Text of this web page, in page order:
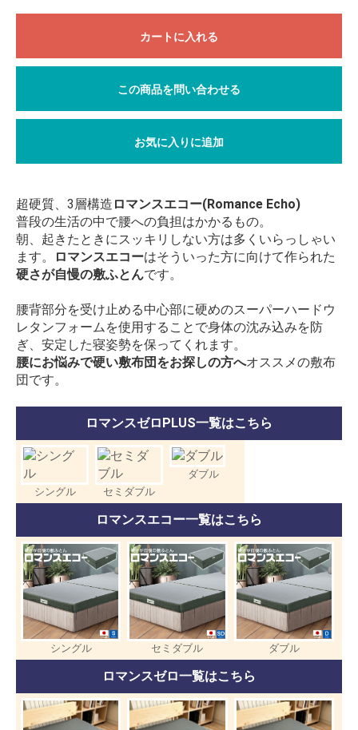
カートに入れる
この商品を問い合わせる
お気に入りに追加
超硬質、3層構造 ロマンスエコー(Romance Echo)
普段の生活の中で腰への負担はかかるもの。
朝、起きたときにスッキリしない方は多くいらっしゃい
ます。
ロマンスエコーはそういった方に向けて作られた
硬さが自慢の敷ふとんです。
腰背部分を受け止める中心部に硬めのスーパーハードウ
レタンフォームを使用することで身体の沈み込みを防
ぎ、安定した寝姿勢を保ってくれます。
腰にお悩みで硬い敷布団をお探しの方へオススメの敷布
団です。
ロマンスゼロPLUS一覧はこちら
シングル セミダブル
ダブル
ロマンスエコー一覧はこちら
シングル セミダブル ダブル
ロマンスゼロ一覧はこちら